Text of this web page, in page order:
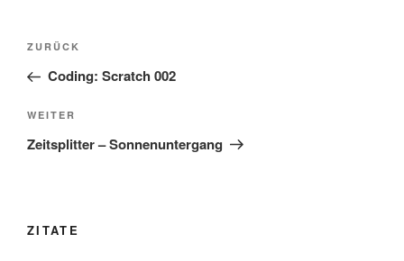
Beitragsnavigation
Vorheriger
Beitrag
ZURÜCK
Coding: Scratch 002
Nächster
Beitrag
WEITER
Zeitsplitter – Sonnenuntergang
ZITATE